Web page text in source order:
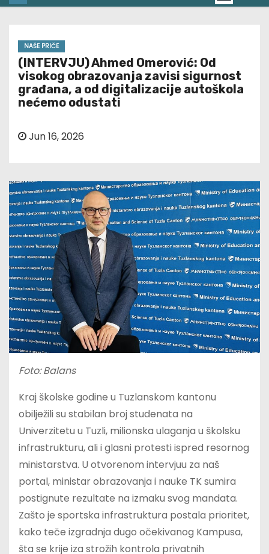
NAŠE PRIČE
(INTERVJU) Ahmed Omerović: Od
visokog obrazovanja zavisi sigurnost
građana, a od digitalizacije autoškola
nećemo odustati
Jun 16, 2026
Foto: Balans
Kraj školske godine u Tuzlanskom kantonu
obilježili su stabilan broj studenata na
Univerzitetu u Tuzli, milionska ulaganja u školsku
infrastrukturu, ali i glasni protesti ispred resornog
ministarstva. U otvorenom intervjuu za naš
portal, ministar obrazovanja i nauke TK sumira
postignute rezultate na izmaku svog mandata.
Zašto je sportska infrastruktura postala prioritet,
kako teče izgradnja dugo očekivanog Kampusa,
šta se krije iza strožih kontrola privatnih